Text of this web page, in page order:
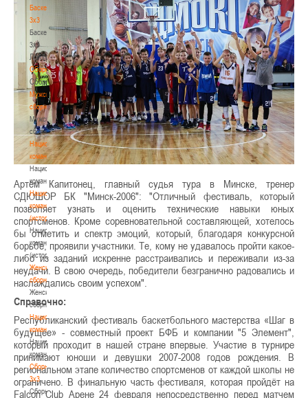
Баскетбол
3х3
Баскетбол
3х3
Лого[modid=121]
Сборные
Сборные
Мужские
сборные
Мужские
сборные
Национальная
команда
Национальная
команда
Национальная
команда
(история)
Национальная
команда
(история)
Женские
сборные
Женские
сборные
Национальная
команда
Национальная
команда
Сборные
3х3
Сборные
Артём Капитонец, главный судья тура в Минске, тренер
СДЮШОР БК "Минск-2006": "Отличный фестиваль, который
позволяет узнать и оценить технические навыки юных
спортсменов. Кроме соревновательной составляющей, хотелось
бы отметить и спектр эмоций, который, благодаря конкурсной
борьбе, проявили участники. Те, кому не удавалось пройти какое-
либо из заданий искренне расстраивались и переживали из-за
неудачи. В свою очередь, победители безгранично радовались и
наслаждались своим успехом".
Справочно:
Республиканский фестиваль баскетбольного мастерства «Шаг в
будущее» - совместный проект БФБ и компании "5 Элемент",
который проходит в нашей стране впервые. Участие в турнире
принимают юноши и девушки 2007-2008 годов рождения. В
региональном этапе количество спортсменов от каждой школы не
ограничено. В финальную часть фестиваля, которая пройдёт на
Falcon Club Арене 24 февраля непосредственно перед матчем